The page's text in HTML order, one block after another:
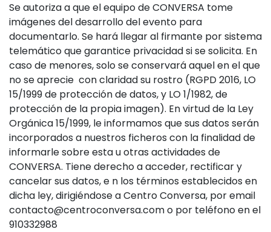
Se autoriza a que el equipo de CONVERSA tome
imágenes del desarrollo del evento para
documentarlo. Se hará llegar al firmante por sistema
telemático que garantice privacidad si se solicita. En
caso de menores, solo se conservará aquel en el que
no se aprecie con claridad su rostro (RGPD 2016, LO
15/1999 de protección de datos, y LO 1/1982, de
protección de la propia imagen). En virtud de la Ley
Orgánica 15/1999, le informamos que sus datos serán
incorporados a nuestros ficheros con la finalidad de
informarle sobre esta u otras actividades de
CONVERSA. Tiene derecho a acceder, rectificar y
cancelar sus datos, e n los términos establecidos en
dicha ley, dirigiéndose a Centro Conversa, por email
contacto@centroconversa.com o por teléfono en el
910332988